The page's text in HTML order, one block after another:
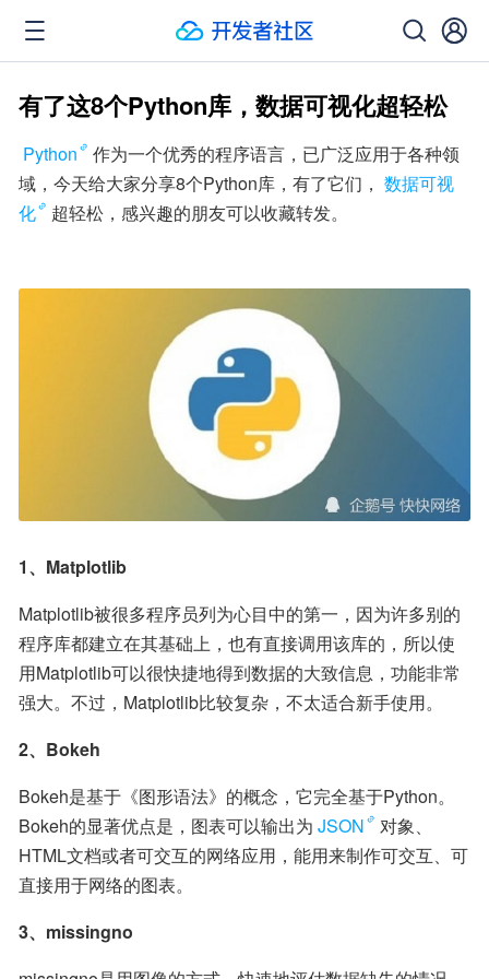
有了这8个Python库，数据可视化超轻松
Python
作为一个优秀的程序语言，已广泛应用于各种领
域，今天给大家分享8个Python库，有了它们， 数据可视
化
超轻松，感兴趣的朋友可以收藏转发。
1、Matplotlib
Matplotlib被很多程序员列为心目中的第一，因为许多别的
程序库都建立在其基础上，也有直接调用该库的，所以使
用Matplotlib可以很快捷地得到数据的大致信息，功能非常
强大。不过，Matplotlib比较复杂，不太适合新手使用。
2、Bokeh
Bokeh是基于《图形语法》的概念，它完全基于Python。
Bokeh的显著优点是，图表可以输出为 JSON
对象、
HTML文档或者可交互的网络应用，能用来制作可交互、可
直接用于网络的图表。
3、missingno